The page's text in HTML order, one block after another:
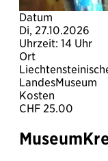
Datum
Di, 27.10.2026
Uhrzeit: 14 Uhr
Ort
LandesMuseum
Kosten
CHF 25.00